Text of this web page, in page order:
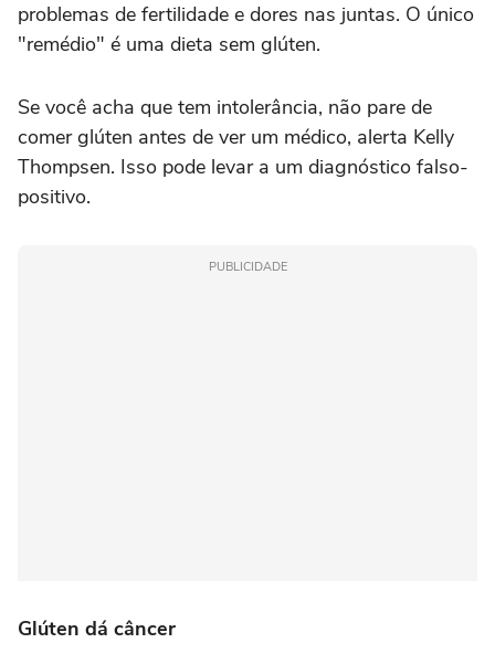
problemas de fertilidade e dores nas juntas. O único
"remédio" é uma dieta sem glúten.
Se você acha que tem intolerância, não pare de
comer glúten antes de ver um médico, alerta Kelly
Thompsen. Isso pode levar a um diagnóstico falso-
positivo.
PUBLICIDADE
Glúten dá câncer